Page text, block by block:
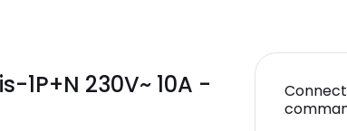
230V~ 10A -